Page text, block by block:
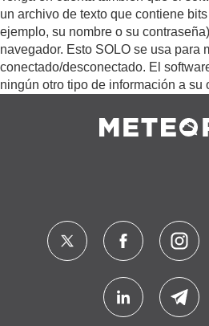
un archivo de texto que contiene
ejemplo, su nombre o su
navegador. Esto SOLO se usa para
conectado/desconectado. El
ningún otro tipo de información a su